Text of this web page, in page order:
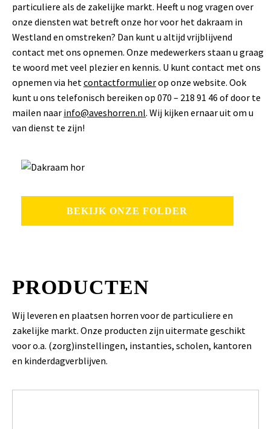
particuliere als de zakelijke markt. Heeft u nog vragen over
onze diensten wat betreft onze hor voor het dakraam in
Westland en omstreken? Dan kunt u altijd vrijblijvend
contact met ons opnemen. Onze medewerkers staan u graag
te woord met veel plezier en kennis. U kunt contact met ons
opnemen via hetcontactformulierop onze website. Ook
kunt u ons telefonisch bereiken op 070 – 218 91 46 of door te
mailen naar info@aveshorren.nl. Wij kijken ernaar uit om u
van dienst te zijn!
BEKIJK ONZE FOLDER
PRODUCTEN
Wij leveren en plaatsen horren voor de particuliere en
zakelijke markt. Onze producten zijn uitermate geschikt
voor o.a. (zorg)instellingen, instanties, scholen, kantoren
en kinderdagverblijven.